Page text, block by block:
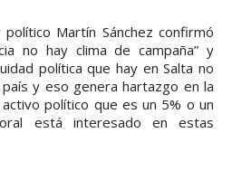
Martín Sánchez confirmó
no hay clima de campaña” y
política que hay en Salta no
y eso genera hartazgo en la
político que es un 5% o un
está interesado en estas